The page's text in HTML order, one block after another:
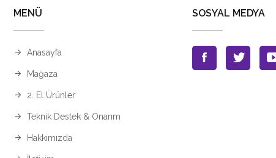
MENÜ
Anasayfa
Mağaza
2. El Ürünler
Teknik Destek & Onarım
Hakkımızda
SOSYAL MEDYA